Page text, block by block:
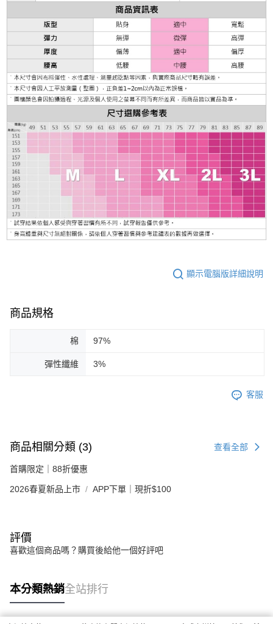
顯示電腦版詳細說明
商品規格
棉 97%
彈性纖維 3%
客服
商品相關分類 (3) 查看全部
首購限定｜88折優惠
2026春夏新品上市 APP下單｜現折$100
評價
喜歡這個商品嗎？購買後給他一個好評吧
本分類熱銷全站排行